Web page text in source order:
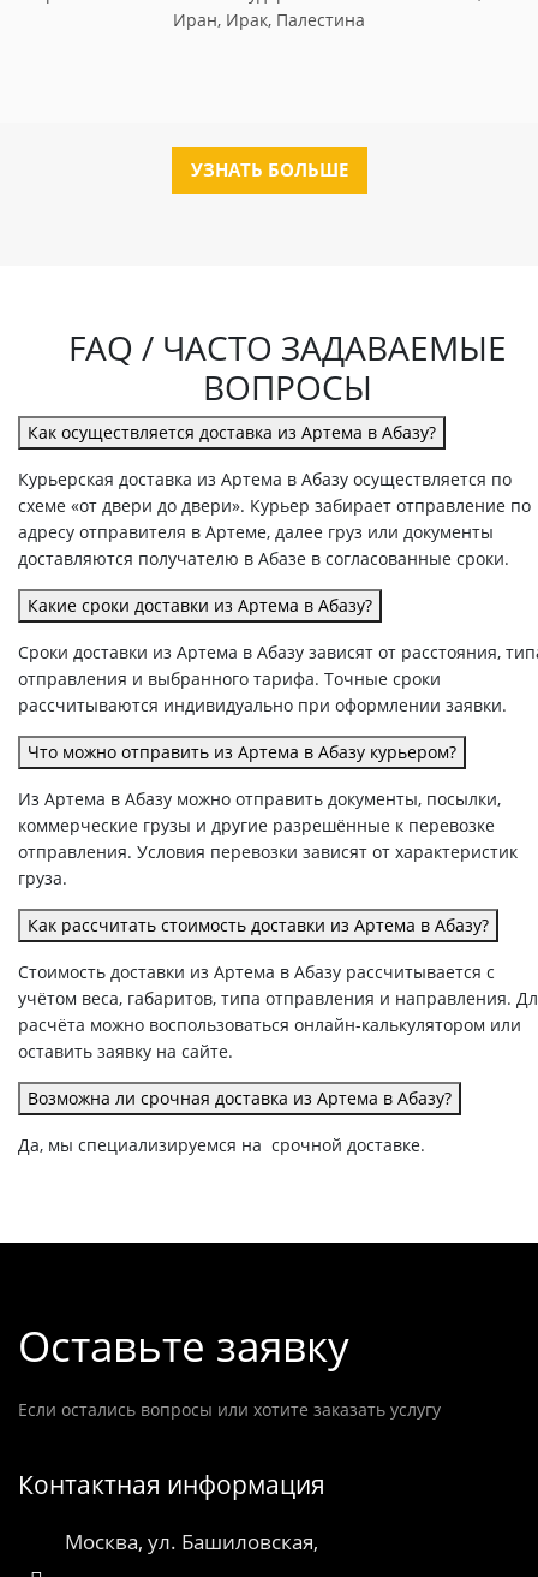
Иран, Ирак, Палестина
УЗНАТЬ БОЛЬШЕ
FAQ / ЧАСТО ЗАДАВАЕМЫЕ
ВОПРОСЫ
Как осуществляется доставка из Артема в Абазу?
Курьерская доставка из Артема в Абазу осуществляется по
схеме «от двери до двери». Курьер забирает отправление по
адресу отправителя в Артеме, далее груз или документы
доставляются получателю в Абазе в согласованные сроки.
Какие сроки доставки из Артема в Абазу?
Сроки доставки из Артема в Абазу зависят от расстояния,
отправления и выбранного тарифа. Точные сроки
рассчитываются индивидуально при оформлении заявки.
Что можно отправить из Артема в Абазу курьером?
Из Артема в Абазу можно отправить документы, посылки,
коммерческие грузы и другие разрешённые к перевозке
отправления. Условия перевозки зависят от характеристик
груза.
Как рассчитать стоимость доставки из Артема в Абазу?
Стоимость доставки из Артема в Абазу рассчитывается с
учётом веса, габаритов, типа отправления и направления.
расчёта можно воспользоваться онлайн-калькулятором или
оставить заявку на сайте.
Возможна ли срочная доставка из Артема в Абазу?
Да, мы специализируемся на срочной доставке.
Оставьте заявку
Если остались вопросы или хотите заказать услугу
Контактная информация
Москва, ул. Башиловская,